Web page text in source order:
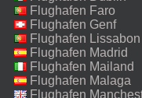
Flughafen Faro
Flughafen Genf
Flughafen Lissabon
Flughafen Madrid
Flughafen Mailand
Malpensa
Flughafen Malaga
Flughafen